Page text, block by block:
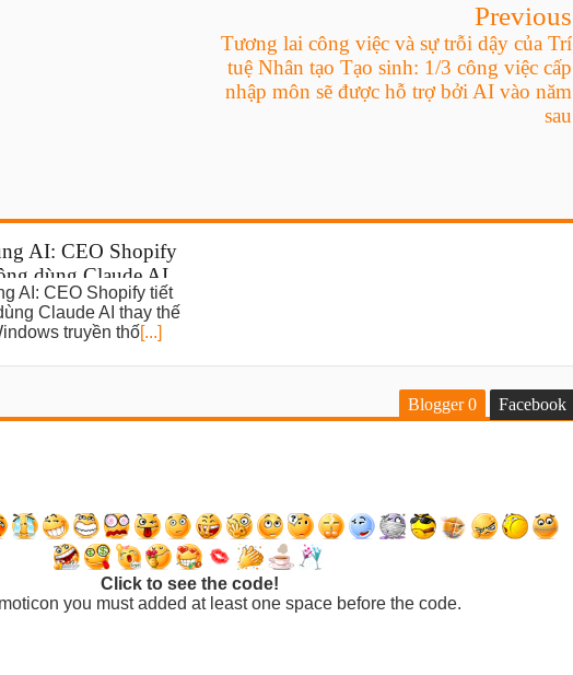
Previous
Tương lai công việc và sự trỗi dậy của Trí
tuệ Nhân tạo Tạo sinh: 1/3 công việc cấp
nhập môn sẽ được hỗ trợ bởi AI vào năm
sau
AI: CEO Shopify
dùng Claude AI
mềm Windows
AI: CEO Shopify tiết
Claude AI thay thế
truyền thố[...]
Blogger0 Facebook
Click to see the code!
you must added at least one space before the code.